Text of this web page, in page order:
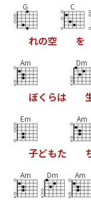
G
れの空
C
を
Am
ぼく らは
Dm
Em
子どもた
Am
Am Dm Am